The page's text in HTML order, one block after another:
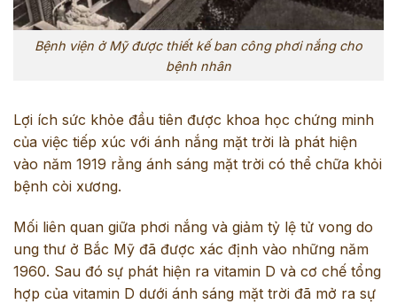
Bệnh viện ở Mỹ được thiết kế ban công phơi nắng cho
bệnh nhân
Lợi ích sức khỏe đầu tiên được khoa học chứng minh
của việc tiếp xúc với ánh nắng mặt trời là phát hiện
vào năm 1919 rằng ánh sáng mặt trời có thể chữa khỏi
bệnh còi xương.
Mối liên quan giữa phơi nắng và giảm tỷ lệ tử vong do
ung thư ở Bắc Mỹ đã được xác định vào những năm
1960. Sau đó sự phát hiện ra vitamin D và cơ chế tổng
hợp của vitamin D dưới ánh sáng mặt trời đã mở ra sự